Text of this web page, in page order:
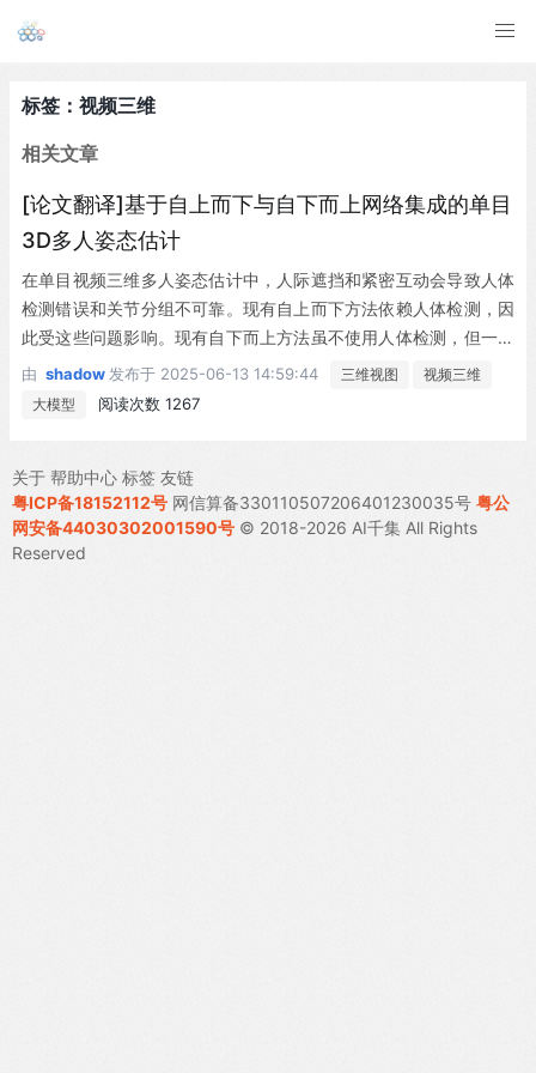
标签：视频三维
相关文章
[论文翻译]基于自上而下与自下而上网络集成的单目
3D多人姿态估计
在单目视频三维多人姿态估计中，人际遮挡和紧密互动会导致人体
检测错误和关节分组不可靠。现有自上而下方法依赖人体检测，因
此受这些问题影响。现有自下而上方法虽不使用人体检测，但一次
性处理所有同尺度人物，使其对多人尺度变化敏感。为解决这些挑
战，我们提出融合两种方法以发挥各自优势：自上而下网络从图像
度变化的能力。最终，两个网络输出的三维姿态估计被送入集成网
络生成最终结果。除网络融合外，不同于现有仅针对单人设计的姿
态判别器（无法评估自然人际互动），我们提出强制自然双人互动
由 shadow 发布于 2025-06-13 14:59:44 三维视图
视频三维
大模型
阅读次数 1267
关于 帮助中心 标签 友链
粤ICP备18152112号 网信算备330110507206401230035号 粤公
网安备44030302001590号 © 2018-2026 AI千集 All Rights
Reserved